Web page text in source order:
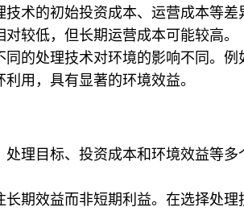
术的初始投资成本、运营成本等
较低，但长期运营成本可能较高。
的处理技术对环境的影响不同。
用，具有显著的环境效益。
理目标、投资成本和环境效益等
期效益而非短期利益。在选择处